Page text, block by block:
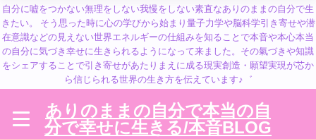
自分に嘘をつかない無理をしない我慢をしない素直なありのままの自分で生
きたい。 そう思った時に心の学びから始まり量子力学や脳科学引き寄せや潜
在意識などの見えない世界エネルギーの仕組みを知ることで本音や本心本当
の自分に気づき幸せに生きられるようになって来ました。その氣づきや知識
をシェアすることで引き寄せがあたりまえに成る現実創造・願望実現が芯か
ら信じられる世界の生き方を伝えています♪゛
ありのままの自分で本当の自
分で幸せに生きる/本音BLOG